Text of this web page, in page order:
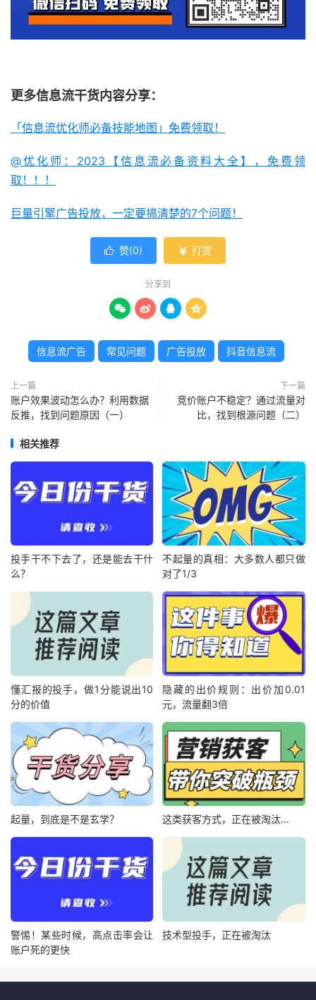
更多信息流干货内容分享：
「信息流优化师必备技能地图」免费领取！
@优化师：2023【信息流必备资料大全】，免费领
取！！！
巨量引擎广告投放，一定要搞清楚的7个问题！
 赞(0)  打赏
分享到
   
信息流广告 常见问题 广告投放 抖音信息流
上一篇
账户效果波动怎么办？利用数据
反推，找到问题原因（一）
下一篇
竞价账户不稳定？通过流量对
比，找到根源问题（二）
相关推荐
投手干不下去了，还是能去干什
么？
不起量的真相：大多数人都只做
对了1/3
懂汇报的投手，做1分能说出10
分的价值
隐藏的出价规则：出价加0.01
元，流量翻3倍
起量，到底是不是玄学？ 这类获客方式，正在被淘汰...
警惕！某些时候，高点击率会让
账户死的更快
技术型投手，正在被淘汰